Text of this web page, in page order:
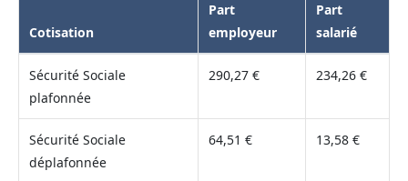
Cotisation
Part
employeur
Part
salarié
Sécurité Sociale
plafonnée
290,27 € 234,26 €
Sécurité Sociale
déplafonnée
64,51 € 13,58 €